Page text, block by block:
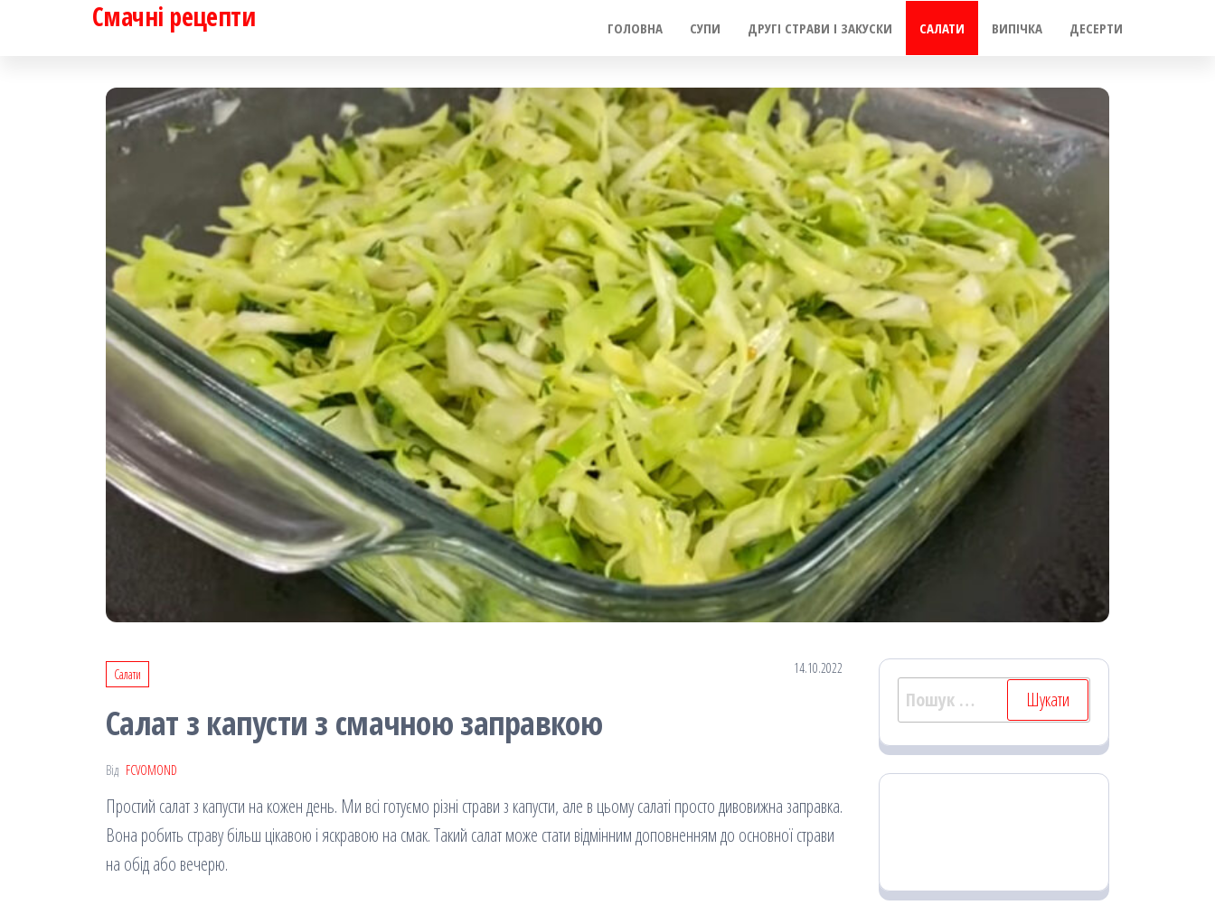
Смачні рецепти ГОЛОВНА СУПИ ДРУГІ СТРАВИ І ЗАКУСКИ САЛАТИ ВИПІЧКА ДЕСЕРТИ
Салати 14.10.2022
Салат з капусти з смачною заправкою
Від FCVOMOND
Простий салат з капусти на кожен день. Ми всі готуємо різні страви з капусти, але в цьому салаті просто дивовижна заправка.
Вона робить страву більш цікавою і яскравою на смак. Такий салат може стати відмінним доповненням до основної страви
на обід або вечерю.
Пошук: